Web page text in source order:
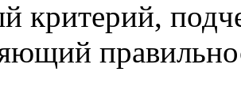
критерий,